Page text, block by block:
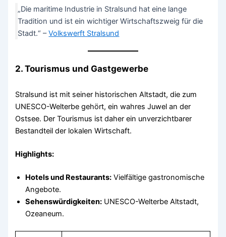
„Die maritime Industrie in Stralsund hat eine lange
Tradition und ist ein wichtiger Wirtschaftszweig für die
Stadt.“ –Volkswerft Stralsund
2. Tourismus und Gastgewerbe
Stralsund ist mit seiner historischen Altstadt, die zum
UNESCO-Welterbe gehört, ein wahres Juwel an der
Ostsee. Der Tourismus ist daher ein unverzichtbarer
Bestandteil der lokalen Wirtschaft.
Highlights:
Hotels und Restaurants: Vielfältige gastronomische
Angebote.
Sehenswürdigkeiten: UNESCO-Welterbe Altstadt,
Ozeaneum.